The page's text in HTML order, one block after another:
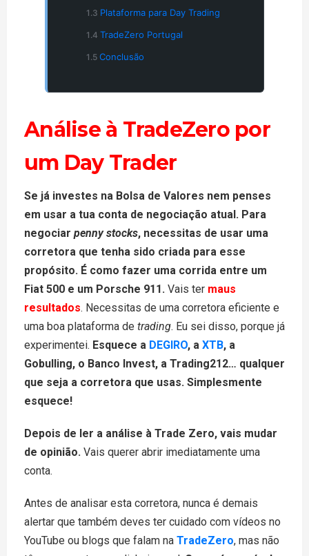
Plataforma para Day Trading
TradeZero Portugal
Conclusão
Análise à TradeZero por
um Day Trader
Se já investes na Bolsa de Valores nem penses
em usar a tua conta de negociação atual. Para
negociar penny stocks, necessitas de usar uma
corretora que tenha sido criada para esse
propósito. É como fazer uma corrida entre um
Fiat 500 e um Porsche 911. Vais ter maus
resultados. Necessitas de uma corretora eficiente e
uma boa plataforma de trading. Eu sei disso, porque já
experimentei. Esquece a DEGIRO, a XTB, a
Gobulling, o Banco Invest, a Trading212… qualquer
que seja a corretora que usas. Simplesmente
esquece!
Depois de ler a análise à Trade Zero, vais mudar
de opinião. Vais querer abrir imediatamente uma
conta.
Antes de analisar esta corretora, nunca é demais
alertar que também deves ter cuidado com vídeos no
YouTube ou blogs que falam na TradeZero, mas não